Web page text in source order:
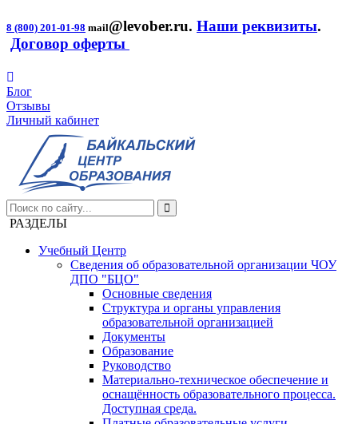
8 (800) 201-01-98 mail@levober.ru. Наши реквизиты.
Договор оферты
Блог
Отзывы
Личный кабинет
РАЗДЕЛЫ
Учебный Центр
Сведения об образовательной организации ЧОУ
ДПО "БЦО"
Основные сведения
Структура и органы управления
образовательной организацией
Документы
Образование
Руководство
Материально-техническое обеспечение и
оснащённость образовательного процесса.
Доступная среда.